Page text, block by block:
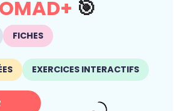
🎯
FICHES
EXERCICES INTERACTIFS